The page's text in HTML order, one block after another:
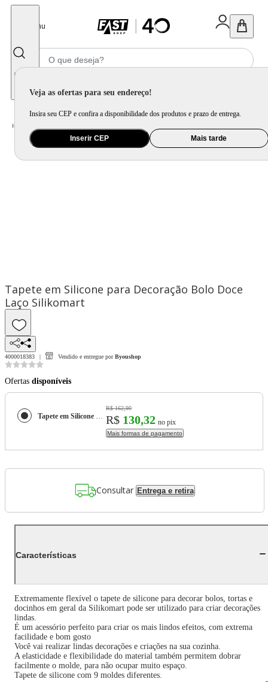
Menu
Veja as ofertas para seu endereço!
Insira seu CEP e confira a disponibilidade dos produtos e prazo de entrega.
Inserir CEP Mais tarde
Home
Tapete em Silicone para Decoração Bolo Doce
Laço Silikomart
4000018383 Vendido e entregue por Byoushop
Ofertas disponíveis
Tapete em Silicone para Decoração Bolo Doce Laço Silikomart
R$ 162,90
R$ 130,32 no pix
Mais formas de pagamento
Consultar Entrega e retira
Características
Extremamente flexível o tapete de silicone para decorar bolos, tortas e
docinhos em geral da Silikomart pode ser utilizado para criar decorações
lindas.
É um acessório perfeito para criar os mais lindos efeitos, com extrema
facilidade e bom gosto
Você vai realizar lindas decorações e criações na sua cozinha.
A elasticidade e flexibilidade do material também permitem dobrar
facilmente o molde, para não ocupar muito espaço.
Tapete de silicone com 9 moldes diferentes.